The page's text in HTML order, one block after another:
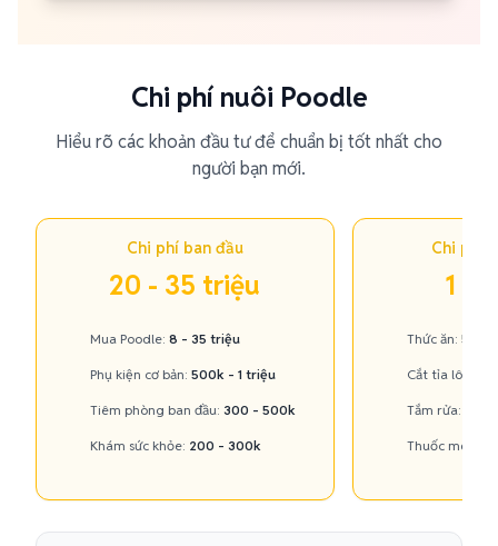
Chi phí nuôi Poodle
Hiểu rõ các khoản đầu tư để chuẩn bị tốt nhất cho
người bạn mới.
Chi phí ban đầu
20 - 35 triệu
Mua Poodle: 8 - 35 triệu
Phụ kiện cơ bản: 500k - 1 triệu
Tiêm phòng ban đầu: 300 - 500k
Khám sức khỏe: 200 - 300k
Chi phí
1 -
Thức ăn: 500k
Cắt tỉa lông:
Tắm rửa:
Thuốc men,